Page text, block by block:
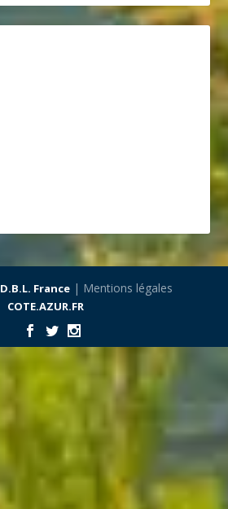
D.B.L. France| Mentions légales
COTE.AZUR.FR